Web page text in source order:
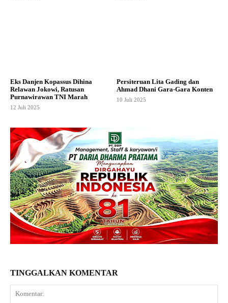
Eks Danjen Kopassus Dihina
Relawan Jokowi, Ratusan
Purnawirawan TNI Marah
12 Juli 2025
Persiteruan Lita Gading dan
Ahmad Dhani Gara-Gara Konten
10 Juli 2025
TINGGALKAN KOMENTAR